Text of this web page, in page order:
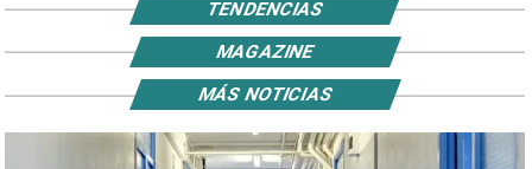
TENDENCIAS
MAGAZINE
MÁS NOTICIAS